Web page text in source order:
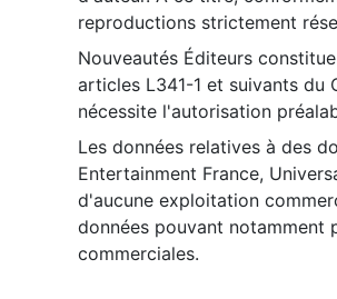
reproductions strictement
Nouveautés Éditeurs
articles L341-1 et suivants du
nécessite l'autorisation
Les données relatives à des
Entertainment France,
d'aucune exploitation
données pouvant notamment
commerciales.